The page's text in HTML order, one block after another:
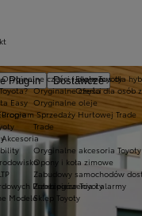
Plug-in
Dostawcze
Ekobonus dla
Oferta dla osób
Oryginalne części i oleje Toyoty
Oryginalne części
Oryginalne oleje
Program Sprzedaży Hurtowej Trade
Trade
Akcesoria
Oryginalne akcesoria Toyoty
Opony i koła zimowe
Zabudowy samochodów
Zabezpieczenia i alarmy
Sklep Toyoty
Easy
Przebiegów Toyoty
Modele